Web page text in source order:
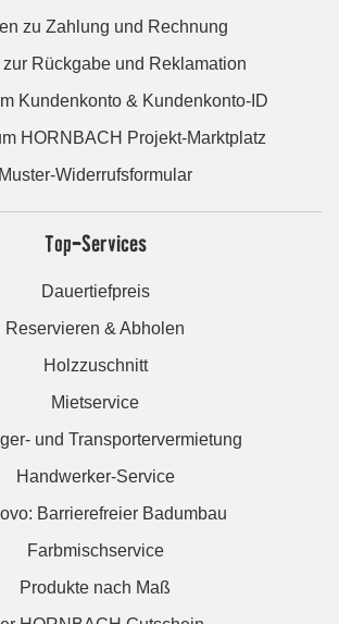
zu Zahlung und Rechnung
zur Rückgabe und Reklamation
Kundenkonto & Kundenkonto-ID
HORNBACH Projekt-Marktplatz
Muster-Widerrufsformular
Top-Services
Dauertiefpreis
Reservieren & Abholen
Holzzuschnitt
Mietservice
und Transportervermietung
Handwerker-Service
Barrierefreier Badumbau
Farbmischservice
Produkte nach Maß